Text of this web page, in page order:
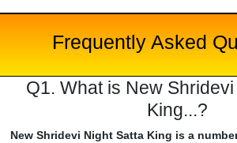
Frequently Asked
Q1. What is New
King...?
New Shridevi Night Satta King is a